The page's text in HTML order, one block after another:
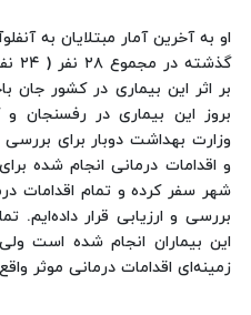
او به آخرین آمار مبتلایان به
بر اثر این بیماری در کشور جان
وزارت بهداشت دوبار برای
و اقدامات درمانی انجام شده
شهر سفر کرده و تمام اقدامات
بررسی و ارزیابی قرار داده‌ایم.
این بیماران انجام شده است
زمینه‌ای اقدامات درمانی موثر